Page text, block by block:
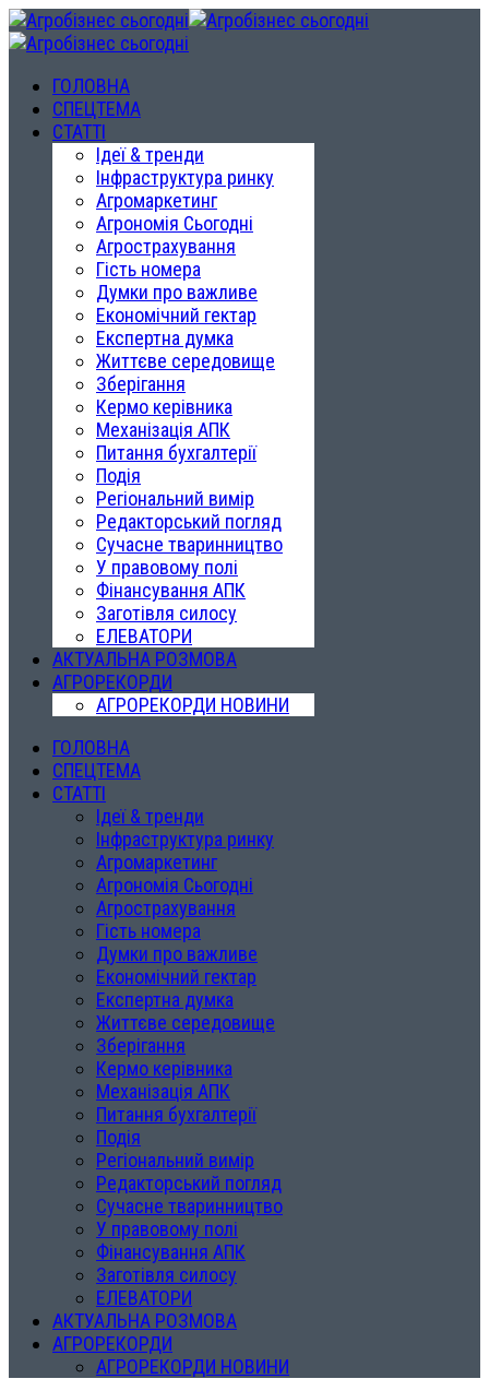
ГОЛОВНА
СПЕЦТЕМА
СТАТТІ
Ідеї & тренди
Інфраструктура ринку
Агромаркетинг
Агрономія Сьогодні
Агрострахування
Гість номера
Думки про важливе
Економічний гектар
Експертна думка
Життєве середовище
Зберігання
Кермо керівника
Механізація АПК
Питання бухгалтерії
Подія
Регіональний вимір
Редакторський погляд
Сучасне тваринництво
У правовому полі
Фінансування АПК
Заготівля силосу
ЕЛЕВАТОРИ
АКТУАЛЬНА РОЗМОВА
АГРОРЕКОРДИ
АГРОРЕКОРДИ НОВИНИ
ГОЛОВНА
СПЕЦТЕМА
СТАТТІ
Ідеї & тренди
Інфраструктура ринку
Агромаркетинг
Агрономія Сьогодні
Агрострахування
Гість номера
Думки про важливе
Економічний гектар
Експертна думка
Життєве середовище
Зберігання
Кермо керівника
Механізація АПК
Питання бухгалтерії
Подія
Регіональний вимір
Редакторський погляд
Сучасне тваринництво
У правовому полі
Фінансування АПК
Заготівля силосу
ЕЛЕВАТОРИ
АКТУАЛЬНА РОЗМОВА
АГРОРЕКОРДИ
АГРОРЕКОРДИ НОВИНИ